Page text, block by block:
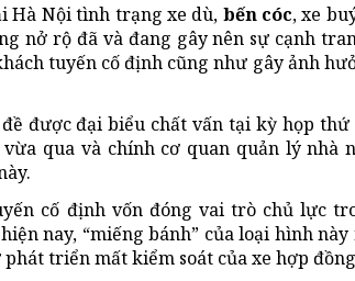
Hà Nội tình trạng xe dù, bến cóc, xe
nở rộ đã và đang gây nên sự cạnh
tuyến cố định cũng như gây ảnh
được đại biểu chất vấn tại kỳ họp
qua và chính cơ quan quản lý nhà
cố định vốn đóng vai trò chủ lực
nay, “miếng bánh” của loại hình
triển mất kiểm soát của xe hợp